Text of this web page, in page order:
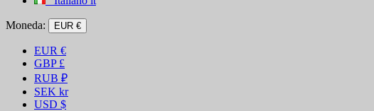
Moneda: EUR €
EUR €
GBP £
RUB ₽
SEK kr
USD $